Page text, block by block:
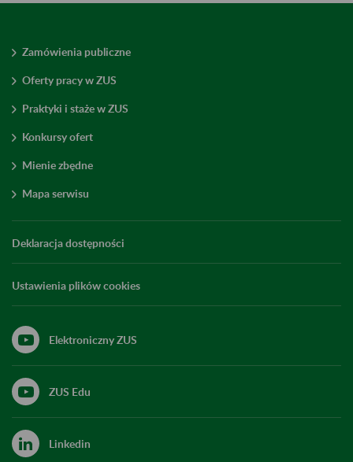
Zamówienia publiczne
Oferty pracy w ZUS
Praktyki i staże w ZUS
Konkursy ofert
Mienie zbędne
Mapa serwisu
Deklaracja dostępności
Ustawienia plików cookies
Elektroniczny ZUS
ZUS Edu
Linkedin